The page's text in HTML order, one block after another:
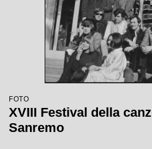
FOTO
XVIII Festival della
Sanremo